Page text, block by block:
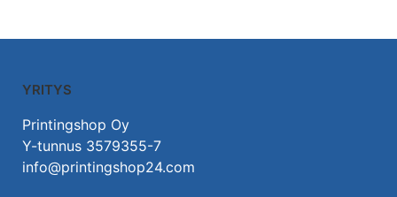
YRITYS
Printingshop Oy
Y-tunnus 3579355-7
info@printingshop24.com